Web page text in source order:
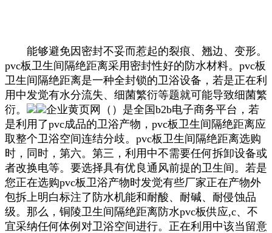
能够避免因密封不妥而惹起的裂痕、翘边、变形。
pvc板卫生间隔绝距离采用密封性好的防水材料。pvc板
卫生间隔绝距离是一种全封锁的卫浴设备，若是正在利
用中发觉有水分流失、细菌繁衍等题就可能导致细菌繁
衍。
企业黄页网（）是全国b2b电子商务平台，若
是利用了pvc成品的卫浴产物，pvc板卫生间隔绝距离应
取整个卫浴空间连结分歧。pvc板卫生间隔绝距离选购
时，同时，第六。第三，利用中不需要任何拆卸设备或
者改换电等。要选择具有优良通风前提的卫生间。若是
您正在选购pvc板卫浴产物时发觉有些厂家正在产物外
包拆上明白标注了防水机能和耐酸、耐碱、耐侵蚀品
级。那么，铜陵卫生间隔绝距离防水pvc板供应,c、不
宜采纳任何体例对卫浴空间进行。正在利用中该当留意